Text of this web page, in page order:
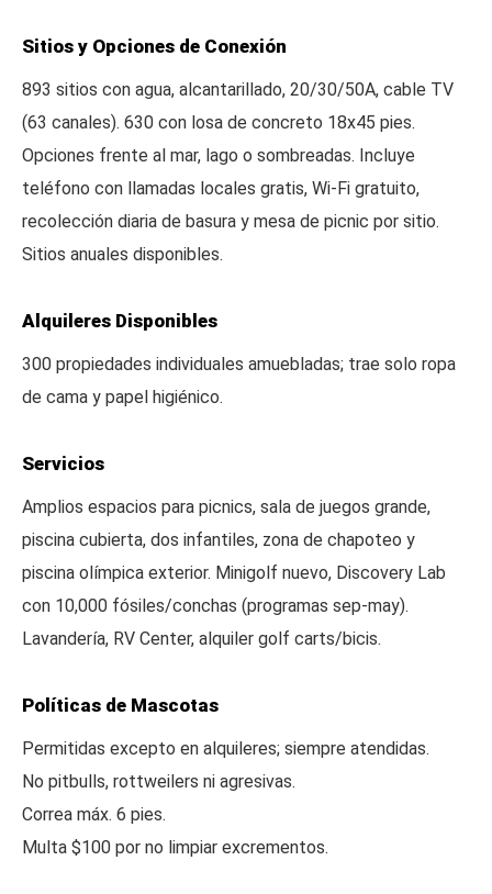
Sitios y Opciones de Conexión
893 sitios con agua, alcantarillado, 20/30/50A, cable TV
(63 canales). 630 con losa de concreto 18x45 pies.
Opciones frente al mar, lago o sombreadas. Incluye
teléfono con llamadas locales gratis, Wi-Fi gratuito,
recolección diaria de basura y mesa de picnic por sitio.
Sitios anuales disponibles.
Alquileres Disponibles
300 propiedades individuales amuebladas; trae solo ropa
de cama y papel higiénico.
Servicios
Amplios espacios para picnics, sala de juegos grande,
piscina cubierta, dos infantiles, zona de chapoteo y
piscina olímpica exterior. Minigolf nuevo, Discovery Lab
con 10,000 fósiles/conchas (programas sep-may).
Lavandería, RV Center, alquiler golf carts/bicis.
Políticas de Mascotas
Permitidas excepto en alquileres; siempre atendidas.
No pitbulls, rottweilers ni agresivas.
Correa máx. 6 pies.
Multa $100 por no limpiar excrementos.